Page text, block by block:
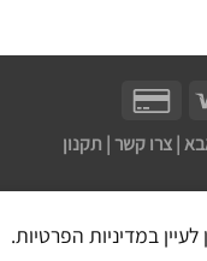
צרו קשר| תקנון